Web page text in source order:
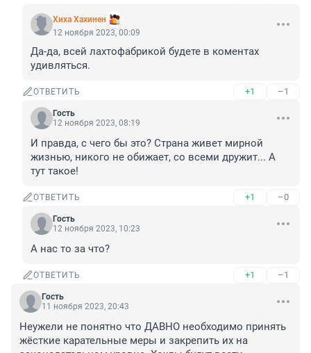
Хиха Хахинен
12 ноября 2023, 00:09
Да-да, всей лахтофабрикой будете в коментах
удивляться.
ОТВЕТИТЬ +1 –1
Гость
12 ноября 2023, 08:19
И правда, с чего бы это? Страна живет мирной
жизнью, никого не обижает, со всеми дружит... А
тут такое!
ОТВЕТИТЬ +1 –0
Гость
12 ноября 2023, 10:23
А нас то за что?
ОТВЕТИТЬ +1 –1
Гость
11 ноября 2023, 20:43
Неужели не понятно что ДАВНО необходимо принять
жёсткие карательные меры и закрепить их на